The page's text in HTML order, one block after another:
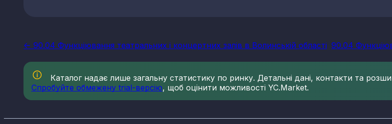
<- 90.04 Функціювання театральних і концертних залів в Волинській області 90.04
Каталог надає лише загальну статистику по ринку. Детальні дані, контакти та
Спробуйте обмежену trial-версію, щоб оцінити можливості YC.Market.